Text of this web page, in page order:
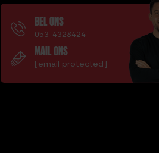
BEL ONS
053-4328424
MAIL ONS
[email protected]